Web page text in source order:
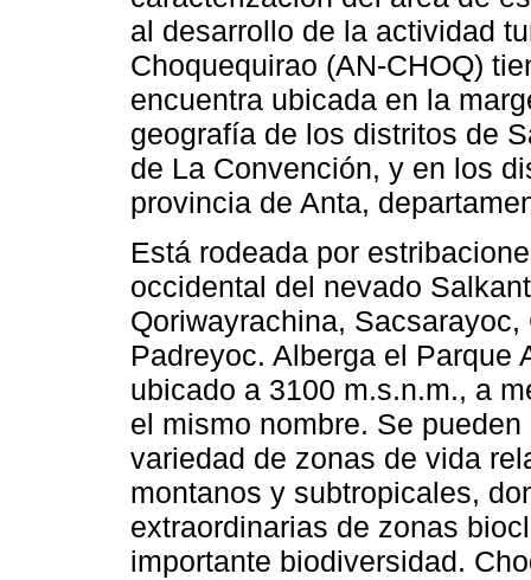
al desarrollo de la actividad
Choquequirao (AN-CHOQ)
encuentra ubicada en la
geografía de los distritos de
de La Convención, y en los
provincia de Anta,
Está rodeada por
occidental del nevado
Qoriwayrachina,
Padreyoc. Alberga el Parque
ubicado a 3100 m.s.n.m., a
el mismo nombre. Se
variedad de zonas de vida
montanos y subtropicales,
extraordinarias de zonas
importante biodiversidad.